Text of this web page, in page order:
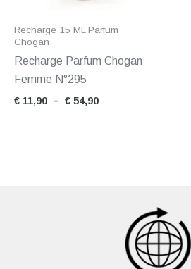
Recharge 15 ML Parfum
Chogan
Recharge Parfum Chogan
Femme N°295
€ 11,90 – € 54,90